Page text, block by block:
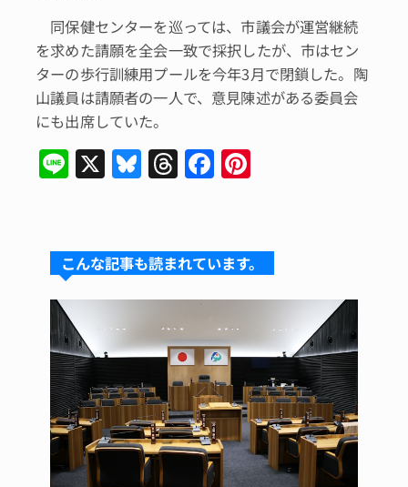
同保健センターを巡っては、市議会が運営継続
を求めた請願を全会一致で採択したが、市はセン
ターの歩行訓練用プールを今年3月で閉鎖した。陶
山議員は請願者の一人で、意見陳述がある委員会
にも出席していた。
Li
n
X Bl
u
s
k
y
T
hr
a
d
s
F
a
e
b
o
o
k
re
st
こんな記事も読まれています。